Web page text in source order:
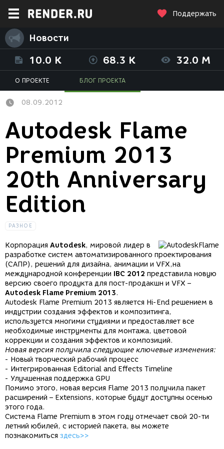
Поддержать
Новости
10.0 K 68.3 K 32.0 M
О ПРОЕКТЕ БЛОГ ПРОЕКТА
08.09.2012
Autodesk Flame
Premium 2013
20th Anniversary
Edition
РАЗНОЕ
Корпорация Autodesk, мировой лидер в
разработке систем автоматизированного проектирования
(САПР), решений для дизайна, анимации и VFX,на
международной конференции IBC 2012 представила новую
версию своего продукта для пост-продакшн и VFX –
Autodesk Flame Premium 2013.
Autodesk Flame Premium 2013 является Hi-End решением в
индустрии создания эффектов и композитинга,
используется многими студиями и предоставляет все
необходимые инструменты для монтажа, цветовой
коррекции и создания эффектов и композиций.
Новая версия получила следующие ключевые изменения:
- Новый творческий рабочий процесс
- Интегрированная Editorial and Effects Timeline
- Улучшенная поддержка GPU
Помимо этого, новая версия Flame 2013 получила пакет
расширений – Extensions, которые будут доступны осенью
этого года.
Система Flame Premium в этом году отмечает свой 20-ти
летний юбилей, с историей пакета, вы можете
познакомиться здесь>>